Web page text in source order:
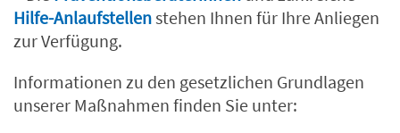
Hilfe-Anlaufstellenstehen Ihnen für Ihre Anliegen
zur Verfügung.
Informationen zu den gesetzlichen Grundlagen
unserer Maßnahmen finden Sie unter: